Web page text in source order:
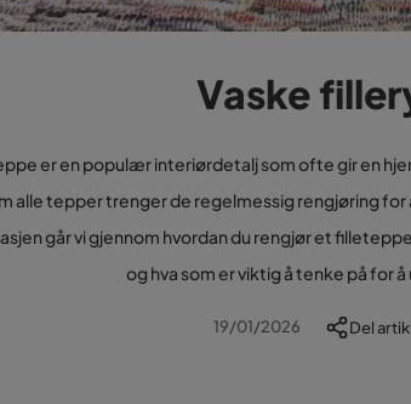
Vaske
er en populær interiørdetalj som ofte gir en
alle tepper trenger de regelmessig rengjøring for
går vi gjennom hvordan du rengjør et
og hva som er viktig å tenke på for å
19/01/2026 Del